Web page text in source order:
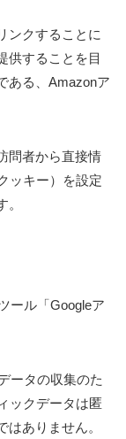
ンクすることに
供することを目
ある、Amazonア
問者から直接情
ッキー）を設定
ール「Googleア
ータの収集のた
ックデータは匿
ありません。